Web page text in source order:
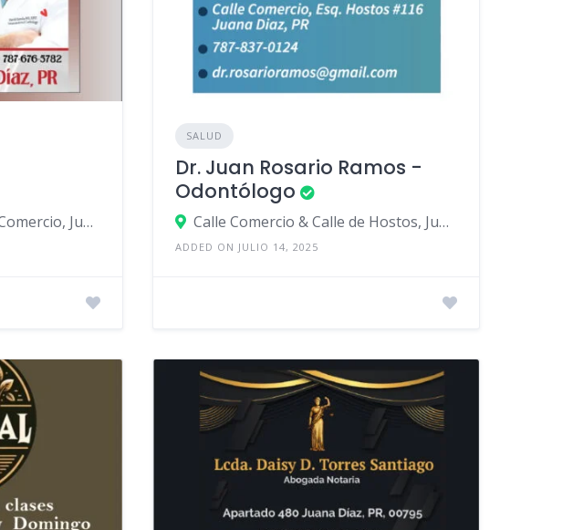
Calle de Hostos & Calle Comercio, Juana Díaz, Puerto Rico
SALUD
Dr. Juan Rosario Ramos -
Odontólogo
Calle Comercio & Calle de Hostos, Juana Díaz, Puerto Rico
ADDED ON JULIO 14, 2025